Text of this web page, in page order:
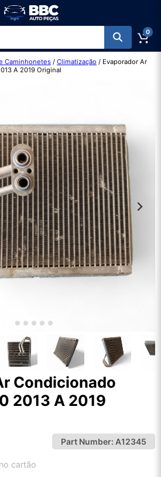
0
Caminhonetes / Climatização / Evaporador Ar
A 2019 Original
Condicionado
2013 A 2019
Part Number: A12345
no cartão